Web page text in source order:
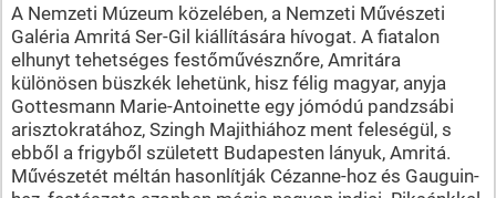
A Nemzeti Múzeum közelében, a Nemzeti Művészeti
Galéria Amritá Ser-Gil kiállítására hívogat. A fiatalon
elhunyt tehetséges festőművésznőre, Amritára
különösen büszkék lehetünk, hisz félig magyar, anyja
Gottesmann Marie-Antoinette egy jómódú pandzsábi
arisztokratához, Szingh Majithiához ment feleségül, s
ebből a frigyből született Budapesten lányuk, Amritá.
Művészetét méltán hasonlítják Cézanne-hoz és Gauguin-